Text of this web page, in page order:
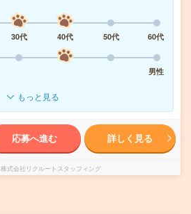
30代 40代 50代
60代
男性
もっと見る
応募へ進む 詳しく見る
株式会社リクルートスタッフィング